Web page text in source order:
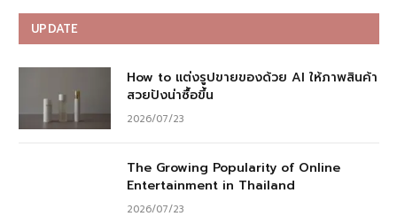
UPDATE
How to แต่งรูปขายของด้วย AI ให้ภาพสินค้า
สวยปังน่าซื้อขึ้น
2026/07/23
The Growing Popularity of Online
Entertainment in Thailand
2026/07/23